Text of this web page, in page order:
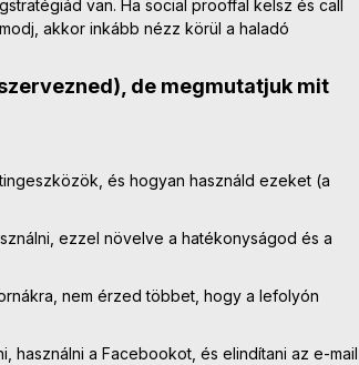
van. Ha social prooffal kelsz és call
akkor inkább nézz körül a haladó
de megmutatjuk mit
és hogyan használd ezeket (a
ezzel növelve a hatékonyságod és a
nem érzed többet, hogy a lefolyón
használni a Facebookot, és elindítani az e-mail